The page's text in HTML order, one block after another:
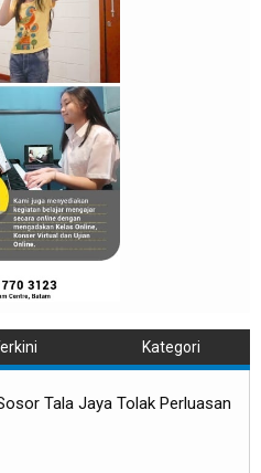
Kategori
Tala Jaya Tolak Perluasan